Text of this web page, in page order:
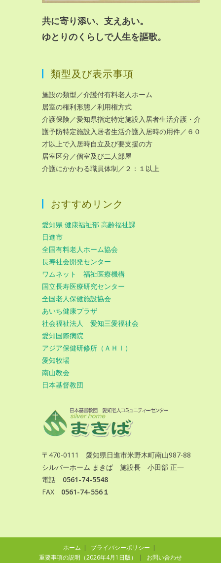
共に寄り添い、支えあい。
ゆとりのくらしで人生を謳歌。
類型及び表示事項
施設の類型／介護付有料老人ホーム
居室の権利形態／利用権方式
介護保険／愛知県指定特定施設入居者生活介護・介
護予防特定施設入居者生活介護入居時の用件／６０
才以上で入居時自立及び要支援の方
居室区分／個室及び二人部屋
介護にかかわる職員体制／２：１以上
おすすめリンク
愛知県 健康福祉部 高齢福祉課
日進市
全国有料老人ホーム協会
長寿社会開発センター
ワムネット 福祉医療機構
国立長寿医療研究センター
全国老人保健施設協会
あいち健康プラザ
社会福祉法人 愛知三愛福祉会
愛知国際病院
アジア保健研修所（ＡＨＩ）
愛知牧場
南山教会
日本基督教団
〒470-0111 愛知県日進市米野木町南山987-88
シルバーホーム まきば 施設長 小田部 正一
電話 0561-74-5548
FAX 0561-74-556１
ホーム
プライバシーポリシー
重要事項の説明（2026年4月1日版）
お問い合わせ